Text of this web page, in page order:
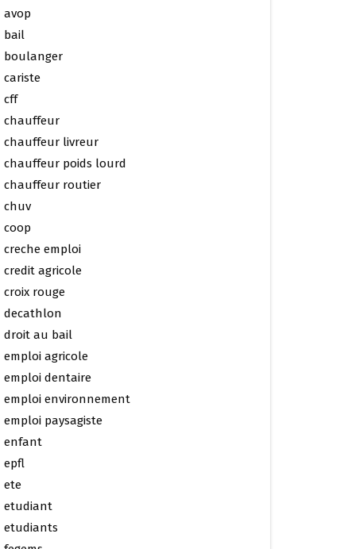
avop
bail
boulanger
cariste
cff
chauffeur
chauffeur livreur
chauffeur poids lourd
chauffeur routier
chuv
coop
creche emploi
credit agricole
croix rouge
decathlon
droit au bail
emploi agricole
emploi dentaire
emploi environnement
emploi paysagiste
enfant
epfl
ete
etudiant
etudiants